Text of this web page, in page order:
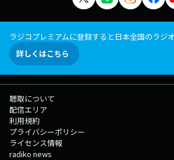
ラジコプレミアムに登録すると日本全国のラジ
詳しくはこちら
聴取について
配信エリア
利用規約
プライバシーポリシー
ライセンス情報
radiko news